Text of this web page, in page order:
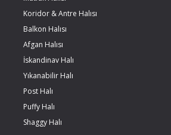
Koridor & Antre Halısı
Balkon Halısı
Afgan Halısı
İskandinav Halı
Yıkanabilir Halı
Post Halı
Puffy Halı
Shaggy Halı